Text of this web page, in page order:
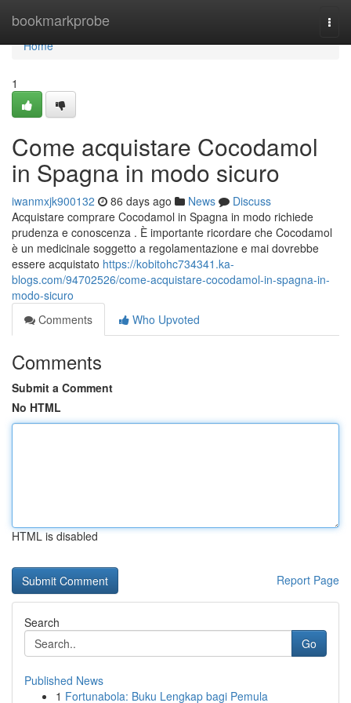
bookmarkprobe
Home
Home
1
Come acquistare Cocodamol
in Spagna in modo sicuro
iwanmxjk900132 86 days ago News
Discuss
Acquistare comprare Cocodamol in Spagna in modo richiede
prudenza e conoscenza . È importante ricordare che Cocodamol
è un medicinale soggetto a regolamentazione e mai dovrebbe
essere acquistato https://kobitohc734341.ka-
blogs.com/94702526/come-acquistare-cocodamol-in-spagna-in-
modo-sicuro
Comments
Who Upvoted
Comments
Submit a Comment
No HTML
HTML is disabled
Report Page
Search
Go
Published News
1 Fortunabola: Buku Lengkap bagi Pemula